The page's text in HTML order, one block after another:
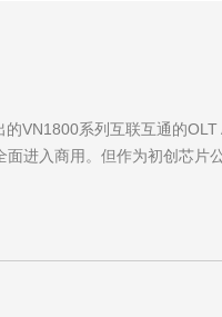
VN1800系列互联互通的
商用。但作为初创芯片公